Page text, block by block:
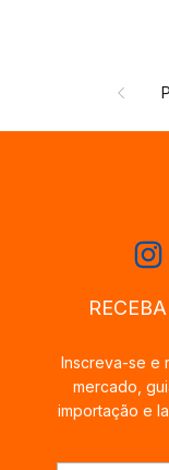
Inscreva-se e
mercado,
importação e